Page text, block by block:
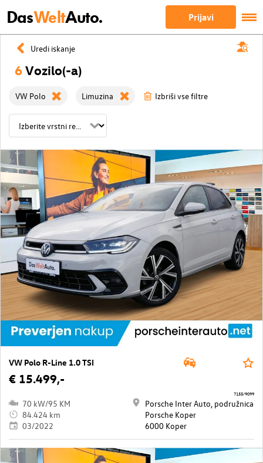
DasWeltAuto. Prijavi
Uredi iskanje
6Vozilo(-a)
VW Polo Limuzina Izbriši vse filtre
VW Polo R-Line 1.0 TSI
€ 15.499,-
70 kW/95 KM
84.424 km
03/2022
Porsche Inter Auto, podružnica
Porsche Koper
6000 Koper
7155/9099